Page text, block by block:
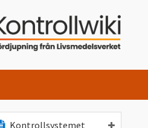
Kontrollsystemet